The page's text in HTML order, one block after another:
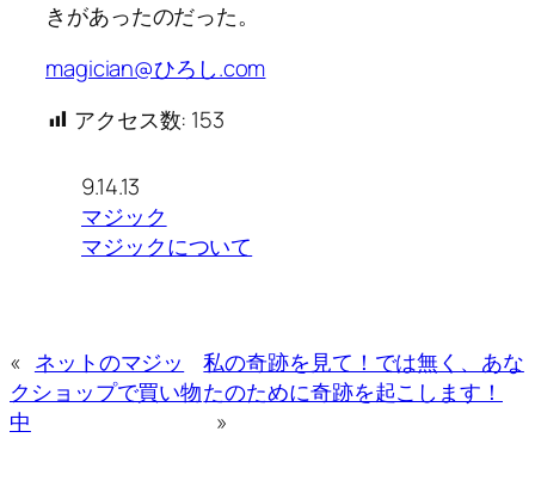
きがあったのだった。
magician@ひろし.com
アクセス数: 153
9.14.13
マジック
マジックについて
« ネットのマジッ
クショップで買い物
中
私の奇跡を見て！では無く、あな
たのために奇跡を起こします！
»